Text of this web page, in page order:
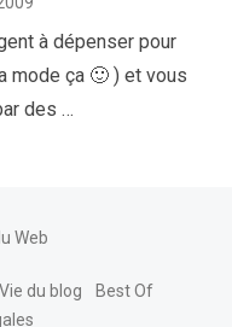
à dépenser pour
mode ça 🙂 ) et vous
des …
Web
Vie du blog
Best Of